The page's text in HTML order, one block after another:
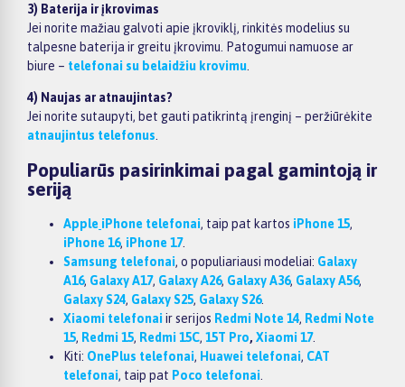
3) Baterija ir įkrovimas
Jei norite mažiau galvoti apie įkroviklį, rinkitės modelius su
talpesne baterija ir greitu įkrovimu. Patogumui namuose ar
biure – telefonai su belaidžiu krovimu
4) Naujas ar atnaujintas?
Jei norite sutaupyti, bet gauti patikrintą įrenginį – peržiūrėkite
atnaujintus telefonus
Populiarūs pasirinkimai pagal gamintoją ir
seriją
Apple iPhone telefonai, taip pat kartos iPhone 15,
iPhone 16, iPhone 17.
Samsung telefonai, o populiariausi modeliai: Galaxy
A16, Galaxy A17, Galaxy A26, Galaxy A36, Galaxy A56,
Galaxy S24, Galaxy S25, Galaxy S26.
Xiaomi telefonaiir serijos Redmi Note 14, Redmi Note
15, Redmi 15, Redmi 15C, 15T Pro, Xiaomi 17.
Kiti: OnePlus telefonai, Huawei telefonai, CAT
telefonai, taip pat Poco telefonai